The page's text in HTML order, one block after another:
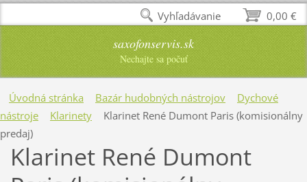
saxofonservis.sk
Nechajte sa počuť
Úvodná stránka Bazár hudobných nástrojov
Dychové
nástroje
Klarinety
Klarinet René Dumont Paris (komisionálny
predaj)
Klarinet René Dumont
0,00 €
Vyhľadávanie